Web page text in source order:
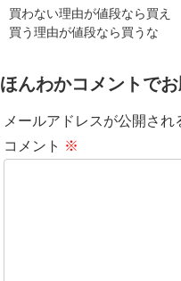
買わない理由が値段なら買え
買う理由が値段なら買うな
ほんわかコメントで
メールアドレスが公開され
コメント ※